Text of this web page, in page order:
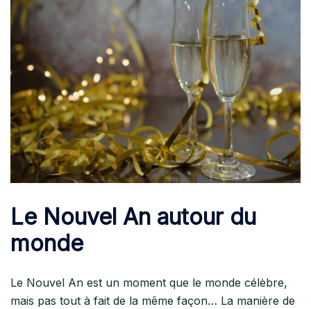
Le Nouvel An autour du
monde
Le Nouvel An est un moment que le monde célèbre,
mais pas tout à fait de la même façon… La manière de